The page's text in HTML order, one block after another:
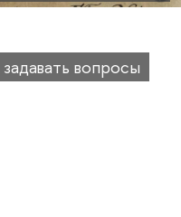
вопросы